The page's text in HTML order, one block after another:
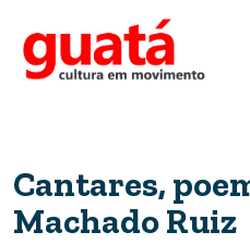
Cantares,
Machado Ruiz